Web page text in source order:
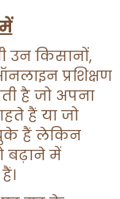
उन किसानों,
प्रशिक्षण
है जो अपना
हैं या जो
हैं लेकिन
बढ़ाने में